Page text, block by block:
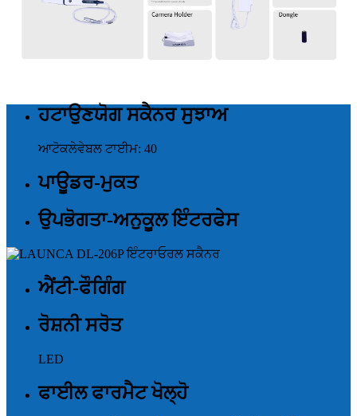
ਹਟਾਉਣਯੋਗ ਸਕੈਨਰ ਸੁਝਾਅ
ਆਟੋਕਲੇਵੇਬਲ ਟਾਈਮ: 40
ਪਾਊਡਰ-ਮੁਕਤ
ਉਪਭੋਗਤਾ-ਅਨੁਕੂਲ ਇੰਟਰਫੇਸ
ਐਂਟੀ-ਫੌਗਿੰਗ
ਰੋਸ਼ਨੀ ਸਰੋਤ
LED
ਫਾਈਲ ਫਾਰਮੈਟ ਖੋਲ੍ਹੋ